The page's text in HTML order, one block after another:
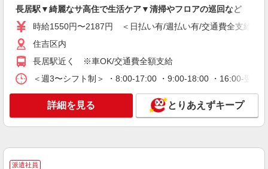
派遣社員
（株）ウィルオブ・ワークCW 天王寺支店/ms270401
介護スタッフ
大阪府大阪市住吉区
株式会社kotrio /●OS-H2-1905893
長居駅▼綺麗なサ高住で生活ケア▼清掃やフロアの巡回など
時給1550円〜2187円 ＜日払い有/週払い有/交通費全支給(ガ
住吉区内
長居駅近く ※車OK/交通費全額支給
＜週3〜シフト制＞ ・8:00-17:00 ・9:00-18:00 ・16:00-
詳細を見る とりあえずキープ
派遣社員